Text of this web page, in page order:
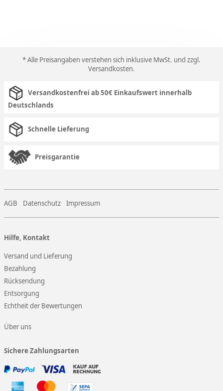
* Alle Preisangaben verstehen sich inklusive MwSt. und zzgl.
Versandkosten.
Versandkostenfrei ab 50€ Einkaufswert innerhalb
Deutschlands
Schnelle Lieferung
Preisgarantie
AGB Datenschutz Impressum
Hilfe, Kontakt
Versand und Lieferung
Bezahlung
Rücksendung
Entsorgung
Echtheit der Bewertungen
Über uns
Sichere Zahlungsarten